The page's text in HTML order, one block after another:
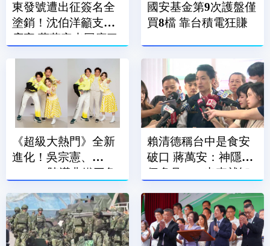
東發號遭出征簽名全
塗銷！沈伯洋籲支持
店家 蔣萬安也回應了
國安基金第9次護盤僅
買8檔 靠台積電狂賺
《超級大熱門》全新
進化！吳宗憲、
Lulu、陳漢典鐵三角
賴清德稱台中是食安
破口 蔣萬安：神隱一
個多月、一出來就卸